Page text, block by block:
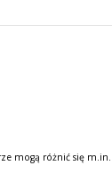
mogą różnić się